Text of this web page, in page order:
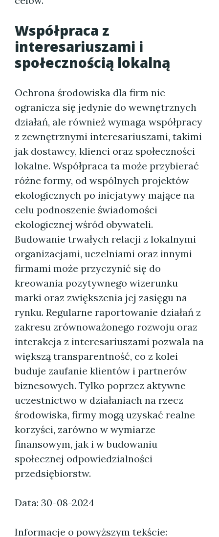
Współpraca z
interesariuszami i
społecznością lokalną
Ochrona środowiska dla firm nie
ogranicza się jedynie do wewnętrznych
działań, ale również wymaga współpracy
z zewnętrznymi interesariuszami, takimi
jak dostawcy, klienci oraz społeczności
lokalne. Współpraca ta może przybierać
różne formy, od wspólnych projektów
ekologicznych po inicjatywy mające na
celu podnoszenie świadomości
ekologicznej wśród obywateli.
Budowanie trwałych relacji z lokalnymi
organizacjami, uczelniami oraz innymi
firmami może przyczynić się do
kreowania pozytywnego wizerunku
marki oraz zwiększenia jej zasięgu na
rynku. Regularne raportowanie działań z
zakresu zrównoważonego rozwoju oraz
interakcja z interesariuszami pozwala na
większą transparentność, co z kolei
buduje zaufanie klientów i partnerów
biznesowych. Tylko poprzez aktywne
uczestnictwo w działaniach na rzecz
środowiska, firmy mogą uzyskać realne
korzyści, zarówno w wymiarze
finansowym, jak i w budowaniu
społecznej odpowiedzialności
przedsiębiorstw.
Data: 30-08-2024
Informacje o powyższym tekście: